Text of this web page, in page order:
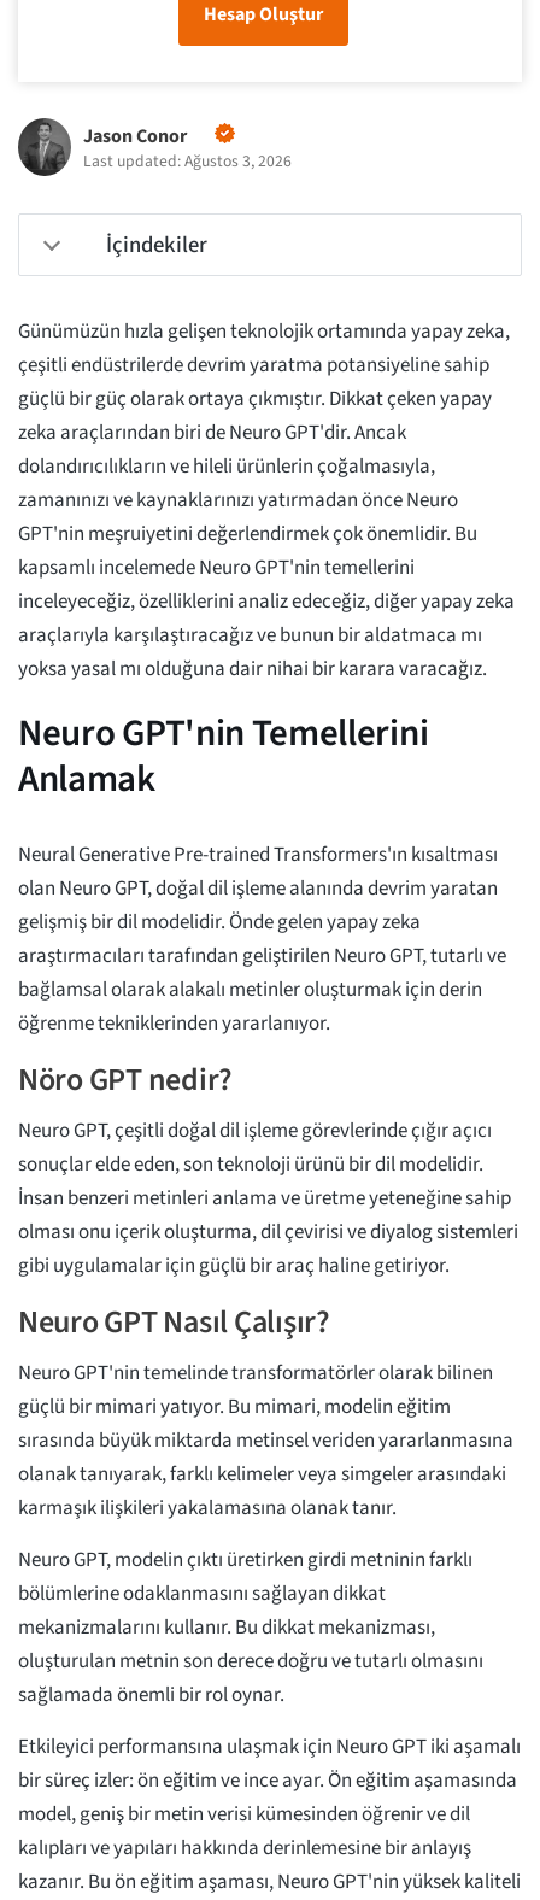
Hesap Oluştur
Jason Conor
Last updated: Ağustos 3, 2026
İçindekiler
Günümüzün hızla gelişen teknolojik ortamında yapay zeka,
çeşitli endüstrilerde devrim yaratma potansiyeline sahip
güçlü bir güç olarak ortaya çıkmıştır. Dikkat çeken yapay
zeka araçlarından biri de Neuro GPT'dir. Ancak
dolandırıcılıkların ve hileli ürünlerin çoğalmasıyla,
zamanınızı ve kaynaklarınızı yatırmadan önce Neuro
GPT'nin meşruiyetini değerlendirmek çok önemlidir. Bu
kapsamlı incelemede Neuro GPT'nin temellerini
inceleyeceğiz, özelliklerini analiz edeceğiz, diğer yapay zeka
araçlarıyla karşılaştıracağız ve bunun bir aldatmaca mı
yoksa yasal mı olduğuna dair nihai bir karara varacağız.
Neuro GPT'nin Temellerini
Anlamak
Neural Generative Pre-trained Transformers'ın kısaltması
olan Neuro GPT, doğal dil işleme alanında devrim yaratan
gelişmiş bir dil modelidir. Önde gelen yapay zeka
araştırmacıları tarafından geliştirilen Neuro GPT, tutarlı ve
bağlamsal olarak alakalı metinler oluşturmak için derin
öğrenme tekniklerinden yararlanıyor.
Nöro GPT nedir?
Neuro GPT, çeşitli doğal dil işleme görevlerinde çığır açıcı
sonuçlar elde eden, son teknoloji ürünü bir dil modelidir.
İnsan benzeri metinleri anlama ve üretme yeteneğine sahip
olması onu içerik oluşturma, dil çevirisi ve diyalog sistemleri
gibi uygulamalar için güçlü bir araç haline getiriyor.
Neuro GPT Nasıl Çalışır?
Neuro GPT'nin temelinde transformatörler olarak bilinen
güçlü bir mimari yatıyor. Bu mimari, modelin eğitim
sırasında büyük miktarda metinsel veriden yararlanmasına
olanak tanıyarak, farklı kelimeler veya simgeler arasındaki
karmaşık ilişkileri yakalamasına olanak tanır.
Neuro GPT, modelin çıktı üretirken girdi metninin farklı
bölümlerine odaklanmasını sağlayan dikkat
mekanizmalarını kullanır. Bu dikkat mekanizması,
oluşturulan metnin son derece doğru ve tutarlı olmasını
sağlamada önemli bir rol oynar.
Etkileyici performansına ulaşmak için Neuro GPT iki aşamalı
bir süreç izler: ön eğitim ve ince ayar. Ön eğitim aşamasında
model, geniş bir metin verisi kümesinden öğrenir ve dil
kalıpları ve yapıları hakkında derinlemesine bir anlayış
kazanır. Bu ön eğitim aşaması, Neuro GPT'nin yüksek kaliteli